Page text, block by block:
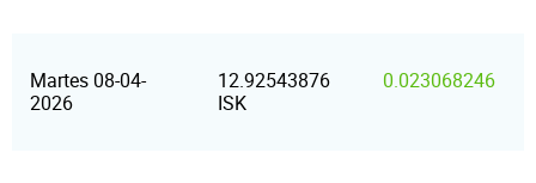
Martes 08-04-
2026
12.92543876
ISK
0.023068246